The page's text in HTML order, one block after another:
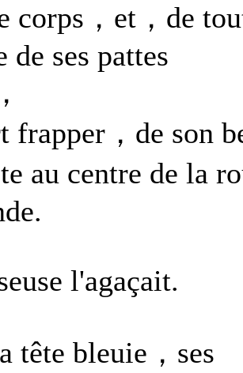
corps，et，de
de ses pattes
frapper，de son
au centre de la
l'agaçait.
tête bleuie，ses